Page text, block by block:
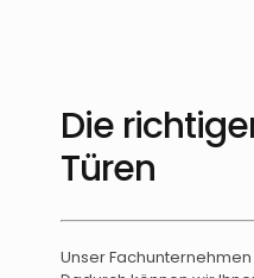
Die
Türen
Unser